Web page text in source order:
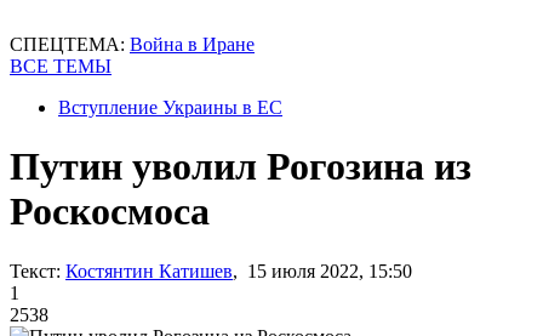
СПЕЦТЕМА: Война в Иране
ВСЕ ТЕМЫ
Вступление Украины в ЕС
Путин уволил Рогозина из
Роскосмоса
Текст: Костянтин Катишев, 15 июля 2022, 15:50
1
2538